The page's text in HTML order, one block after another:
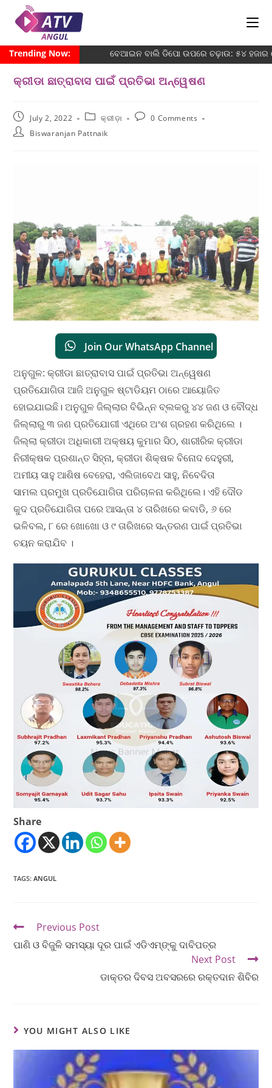
Trending Now: ବେଆଇନ ବାଲି ଡିପୋ ଉପରେ ଚଢ଼ାଉ: ୫୪ ହଜାର
କ୍ରୀଡା ଛାତ୍ରାବାସ ପାଇଁ ପ୍ରତିଭା ଅନ୍ୱେଷଣ
July 2, 2022 କ୍ରୀଡ଼ା
0 Comments
Biswaranjan Pattnaik
Join Our WhatsApp Channel
ଅନୁଗୁଳ: କ୍ରୀଡା ଛାତ୍ରାବାସ ପାଇଁ ପ୍ରତିଭା ଅନ୍ୱେଷଣ
ପ୍ରତିଯୋଗିତା ଆଜି ଅନୁଗୁଳ ଷ୍ଟାଡିୟମ ଠାରେ ଆୟୋଜିତ
ହୋଇଯାଇଛି। ଅନୁଗୁଳ ଜିଲ୍ଲାର ବିଭିନ୍ନ ବ୍ଲକରୁ ୪୪ ଜଣ ଓ ବୌଦ୍ଧ
ଜିଲ୍ଲାରୁ ୩ ଜଣ ପ୍ରତିଯୋଗୀ ଏଥିରେ ଅଂଶ ଗ୍ରହଣ କରିଥିଲେ ।
ଜିଲ୍ଲା କ୍ରୀଡା ଅଧିକାରୀ ଅକ୍ଷୟ କୁମାର ସିଠ, ଶାରୀରିକ କ୍ରୀଡା
ନିରୀକ୍ଷକ ପ୍ରଶାନ୍ତ ସିହ୍ନା, କ୍ରୀଡା ଶିକ୍ଷକ ବିନୋଦ ଦେହୁରୀ,
ଅମୀୟ ସାହୁ ଆଶିଷ ବେହେରା, ଏଲିଜାବେଥ ସାହୁ, ନିବେଦିତା
ସାମଲ ପ୍ରମୁଖ ପ୍ରତିଯୋଗିତା ପରିଚାଳନା କରିଥିଲେ। ଏହି ଦୌଡ
କୁଦ ପ୍ରତିଯୋଗିତା ପରେ ଆସନ୍ତା ୪ ତାରିଖରେ କବାଡି, ୬ ରେ
ଭଳିବଲ, ୮ ରେ ଖୋଖୋ ଓ ୯ ତାରିଖରେ ସନ୍ତରଣ ପାଇଁ ପ୍ରତିଭା
ଚୟନ କରାଯିବ ।
Share
TAGS:ANGUL
Previous Post
ପାଣି ଓ ବିଜୁଳି ସମସ୍ୟା ଦୂର ପାଇଁ ଏଡିଏମ୍‌ଙ୍କୁ ଦାବିପତ୍ର
Next Post
ଡାକ୍ତର ଦିବସ ଅବସରରେ ରକ୍ତଦାନ ଶିବିର
YOU MIGHT ALSO LIKE